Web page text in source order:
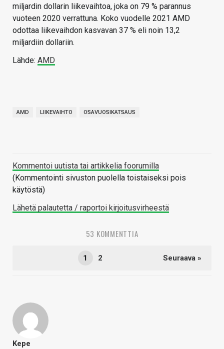
miljardin dollarin liikevaihtoa, joka on 79 % parannus
vuoteen 2020 verrattuna. Koko vuodelle 2021 AMD
odottaa liikevaihdon kasvavan 37 % eli noin 13,2
miljardiin dollariin.
Lähde: AMD
AMD LIIKEVAIHTO OSAVUOSIKATSAUS
Kommentoi uutista tai artikkelia foorumilla
(Kommentointi sivuston puolella toistaiseksi pois
käytöstä)
Lähetä palautetta / raportoi kirjoitusvirheestä
53 KOMMENTTIA
1 2 Seuraava »
Kepe